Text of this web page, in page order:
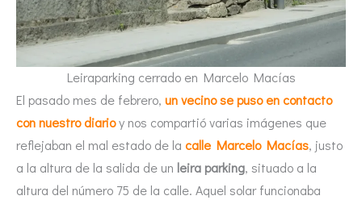
Leiraparking cerrado en Marcelo Macías
El pasado mes de febrero, un vecino se puso en contacto
con nuestro diarioy nos compartió varias imágenes que
reflejaban el mal estado de la calle Marcelo Macías, justo
a la altura de la salida de un leira parking, situado a la
altura del número 75 de la calle. Aquel solar funcionaba